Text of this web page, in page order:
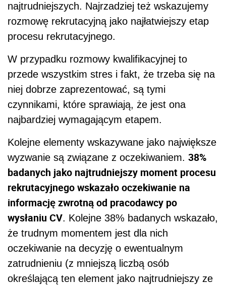
najtrudniejszych. Najrzadziej też wskazujemy
rozmowę rekrutacyjną jako najłatwiejszy etap
procesu rekrutacyjnego.
W przypadku rozmowy kwalifikacyjnej to
przede wszystkim stres i fakt, że trzeba się na
niej dobrze zaprezentować, są tymi
czynnikami, które sprawiają, że jest ona
najbardziej wymagającym etapem.
Kolejne elementy wskazywane jako największe
wyzwanie są związane z oczekiwaniem. 38%
badanych jako najtrudniejszy moment procesu
rekrutacyjnego wskazało oczekiwanie na
informację zwrotną od pracodawcy po
wysłaniu CV. Kolejne 38% badanych wskazało,
że trudnym momentem jest dla nich
oczekiwanie na decyzję o ewentualnym
zatrudnieniu (z mniejszą liczbą osób
określającą ten element jako najtrudniejszy ze